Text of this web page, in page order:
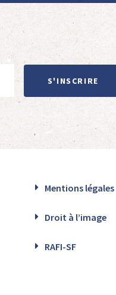
S'INSCRIRE
Mentions légales
Droit à l’image
RAFI-SF